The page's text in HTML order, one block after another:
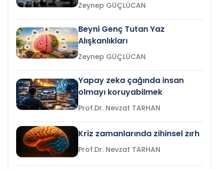
Zeynep GÜÇLÜCAN
Beyni Genç Tutan Yaz
Alışkanlıkları
Zeynep GÜÇLÜCAN
Yapay zeka çağında insan
olmayı koruyabilmek
Prof.Dr. Nevzat TARHAN
Kriz zamanlarında zihinsel zırh
Prof.Dr. Nevzat TARHAN